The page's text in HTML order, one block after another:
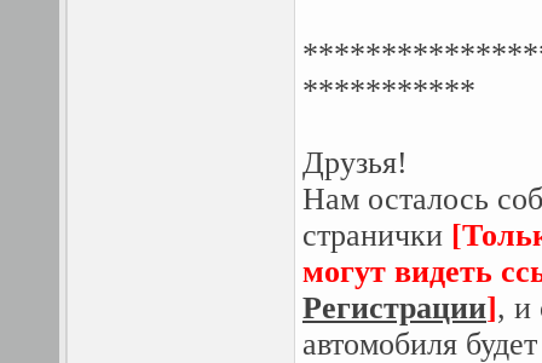
***********
Друзья!
Нам осталось
странички
могут видеть
Регистрации], и
автомобиля